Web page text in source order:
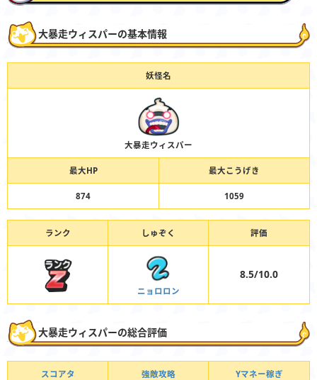
大暴走ウィスパーの基本情報
妖怪名
大暴走ウィスパー
最大HP 最大こうげき
874 1059
ランク しゅぞく 評価
ニョロロン
8.5/10.0
大暴走ウィスパーの総合評価
スコアタ 強敵攻略 Yマネー稼ぎ